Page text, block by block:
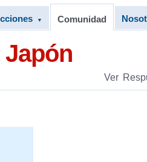
▼ Comunidad
Ver